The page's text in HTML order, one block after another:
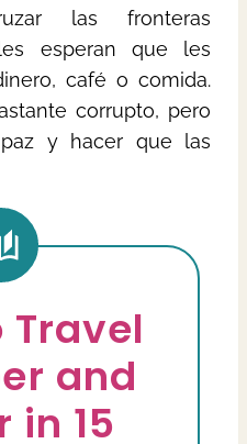
las fronteras
esperan que les
café o comida.
corrupto, pero
y hacer que las
Travel
and
in 15